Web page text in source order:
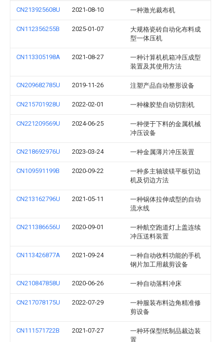
CN213925608U 2021-08-10 一种激光裁布机
CN112356255B 2025-01-07
大规格瓷砖自动化布料成
型一体压机
CN113305198A 2021-08-27
一种计算机机箱冲压成型
装置及其使用方法
CN209682785U 2019-11-26 注塑产品自动整形设备
CN215701928U 2022-02-01 一种橡胶垫自动切割机
CN221209569U 2024-06-25
一种便于下料的金属机械
冲压设备
CN218692976U 2023-03-24 一种金属薄片冲压装置
CN109591199B 2020-09-22
一种多主轴玻镁平板切边
机及切边方法
CN213162796U 2021-05-11
一种锅体拉伸成型的自动
流水线
CN211386656U 2020-09-01
一种航空跑道灯上盖连续
冲压送料装置
CN113426877A 2021-09-24
一种自动收料功能的手机
钢片加工用裁剪设备
CN210847858U 2020-06-26 一种自动落料冲床
CN217078175U 2022-07-29
一种服装布料边角精准修
剪设备
CN111571722B 2021-07-27
一种环保型纸制品裁边装
置